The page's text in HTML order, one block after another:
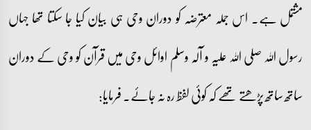
مشتمل ہے۔ اس جملہ معترضہ کو دوران وحی ہی بیان کیا جا سکتا تھا جہاں
رسول اللہ صلی اللہ علیہ و آلہ وسلم اوائل وحی میں قرآن کو وحی کے دوران
ساتھ ساتھ پڑھتے تھے کہ کوئی لفظ رہ نہ جائے۔ فرمایا: